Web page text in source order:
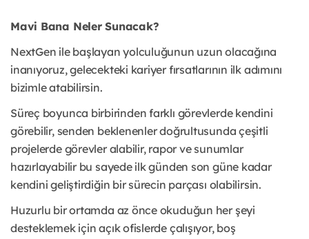
Mavi Bana Neler Sunacak?
NextGen ile başlayan yolculuğunun uzun olacağına
inanıyoruz, gelecekteki kariyer fırsatlarının ilk adımını
bizimle atabilirsin.
Süreç boyunca birbirinden farklı görevlerde kendini
görebilir, senden beklenenler doğrultusunda çeşitli
projelerde görevler alabilir, rapor ve sunumlar
hazırlayabilir bu sayede ilk günden son güne kadar
kendini geliştirdiğin bir sürecin parçası olabilirsin.
Huzurlu bir ortamda az önce okuduğun her şeyi
desteklemek için açık ofislerde çalışıyor, boş